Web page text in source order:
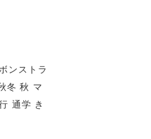
ンストラ
冬 秋 マ
通学 き